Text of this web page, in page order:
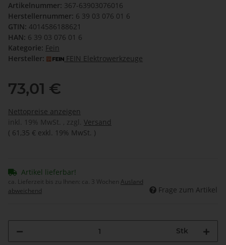
Artikelnummer: 367-63903076016
Herstellernummer: 6 39 03 076 01 6
GTIN: 4014586188621
HAN: 6 39 03 076 01 6
Kategorie: Fein
Hersteller:
FEIN Elektrowerkzeuge
73,01 €
Nettopreise anzeigen
inkl. 19% MwSt. , zzgl. Versand
( 61,35 € exkl. 19% MwSt. )
Artikel lieferbar!
ca. Lieferzeit bis zu Ihnen: ca. 3 Wochen Ausland
abweichend
Frage zum Artikel
Stk